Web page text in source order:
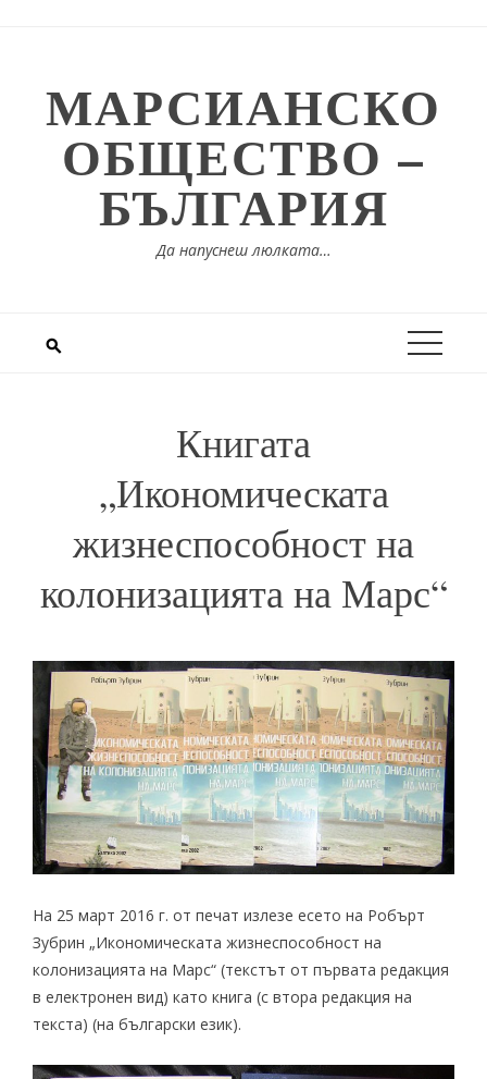
МАРСИАНСКО
ОБЩЕСТВО –
БЪЛГАРИЯ
Да напуснеш люлката…
Книгата
„Икономическата
жизнеспособност на
колонизацията на Марс“
На 25 март 2016 г. от печат излезе есето на Робърт
Зубрин „Икономическата жизнеспособност на
колонизацията на Марс“ (текстът от първата редакция
в електронен вид) като книга (с втора редакция на
текста) (на български език).